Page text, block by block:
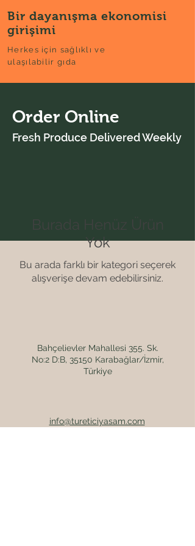
Bir dayanışma ekonomisi
girişimi
Herkes için sağlıklı ve
ulaşılabilir gıda
Order Online
Fresh Produce Delivered Weekly
Burada Henüz Ürün
Yok
Bu arada farklı bir kategori seçerek
alışverişe devam edebilirsiniz.
Bahçelievler Mahallesi 355. Sk.
No:2 D:B, 35150 Karabağlar/İzmir,
Türkiye
info@tureticiyasam.com